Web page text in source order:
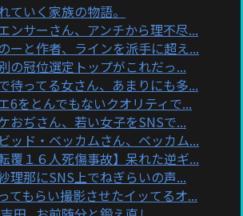
ていく家族の物語。
ンサーさん、アンチから理不尽...
ーと作者、ラインを派手に超え...
の冠位選定トップがこれだっ...
待ってる女さん、あまりにも多...
6をとんでもないクオリティで...
おぢさん、若い女子をSNSで...
ッド・ベッカムさん、ベッカム...
覆１６人死傷事故】呆れた逆ギ...
理那にSNS上でねぎらいの声...
てもらい撮影させたイッてるオ...